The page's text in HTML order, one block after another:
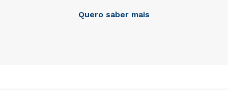
Quero saber mais